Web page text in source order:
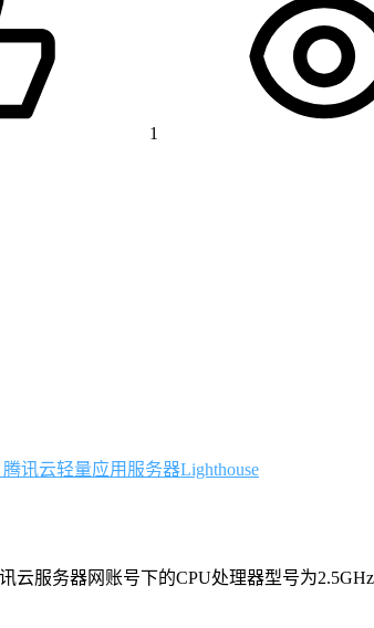
1
腾讯云轻量应用服务器Lighthouse
服务器网账号下的CPU处理器型号为